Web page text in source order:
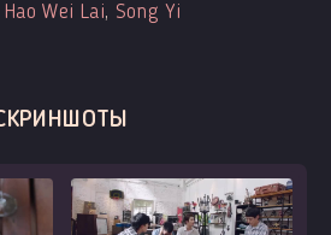
Hao Wei Lai, Song Yi